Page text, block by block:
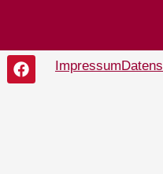
Impressum